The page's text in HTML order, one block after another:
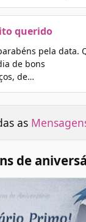
querido
pela data.
de bons
de…
as
de